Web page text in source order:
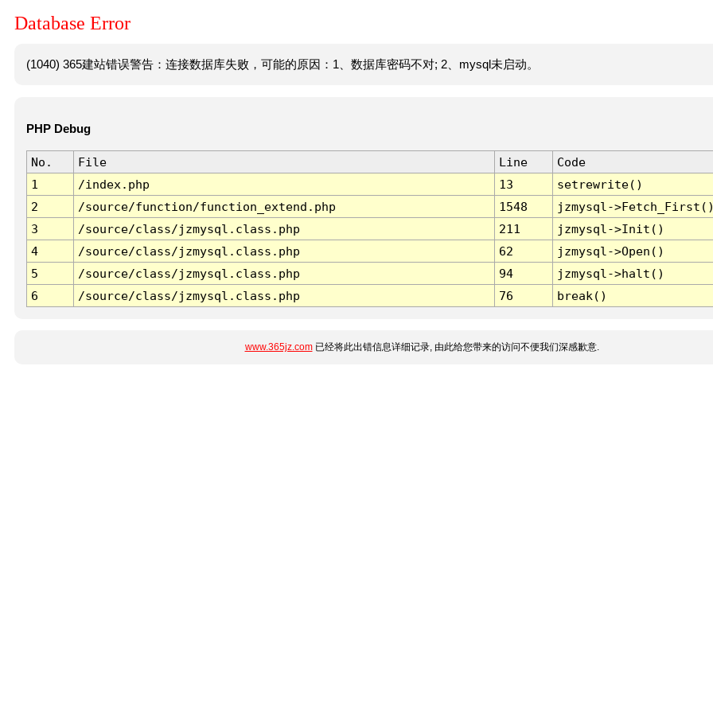
Database Error
(1040) 365建站错误警告：连接数据库失败，可能的原因：1、数据库密码不对; 2、mysql未启动。
PHP Debug
No. File Line
Code
1
/index.php 13
setrewrite()
2
/source/function/function_extend.php 1548
jzmysql-
3
/source/class/jzmysql.class.php 211
jzmysql->Init()
4
/source/class/jzmysql.class.php 62
jzmysql->Open()
5
/source/class/jzmysql.class.php 94
jzmysql->halt()
6
/source/class/jzmysql.class.php 76 break()
www.365jz.com已经将此出错信息详细记录, 由此给您带来的访问不便我们深感歉意.